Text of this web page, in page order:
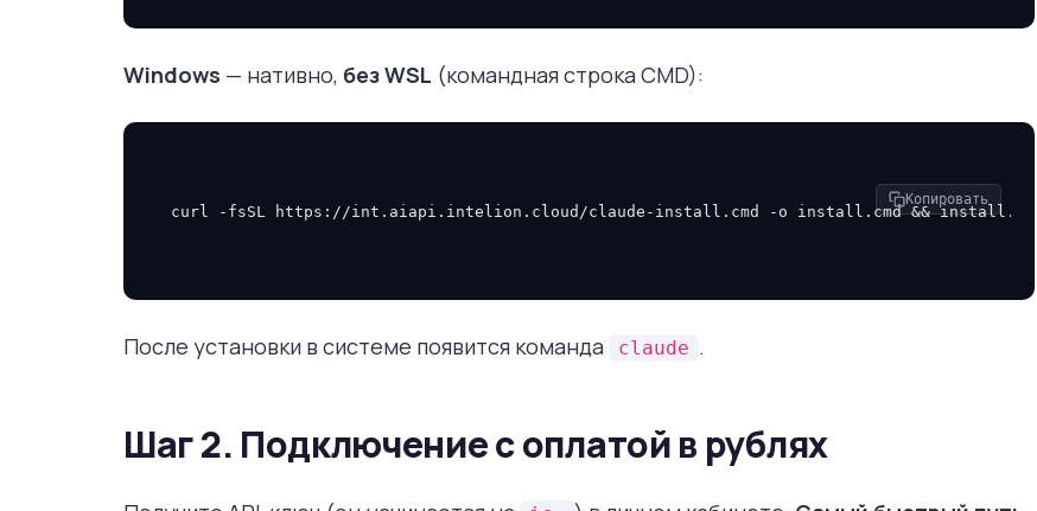
Windows — нативно, без WSL (командная строка CMD):
curl -fsSL https://int.aiapi.intelion.cloud/claude-install.cmd -o install.cmd && install.cmd
Копировать
После установки в системе появится команда claude .
Шаг 2. Подключение с оплатой в рублях